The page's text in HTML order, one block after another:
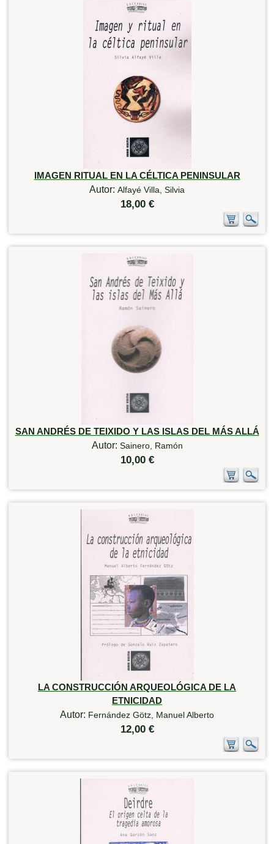
IMAGEN RITUAL EN LA CÉLTICA PENINSULAR
Autor: Alfayé Villa, Silvia
18,00 €
SAN ANDRÉS DE TEIXIDO Y LAS ISLAS DEL MÁS ALLÁ
Autor: Sainero, Ramón
10,00 €
LA CONSTRUCCIÓN ARQUEOLÓGICA DE LA
ETNICIDAD
Autor: Fernández Götz, Manuel Alberto
12,00 €